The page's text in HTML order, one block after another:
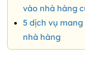
vào nhà hàng
5 dịch vụ
nhà hàng